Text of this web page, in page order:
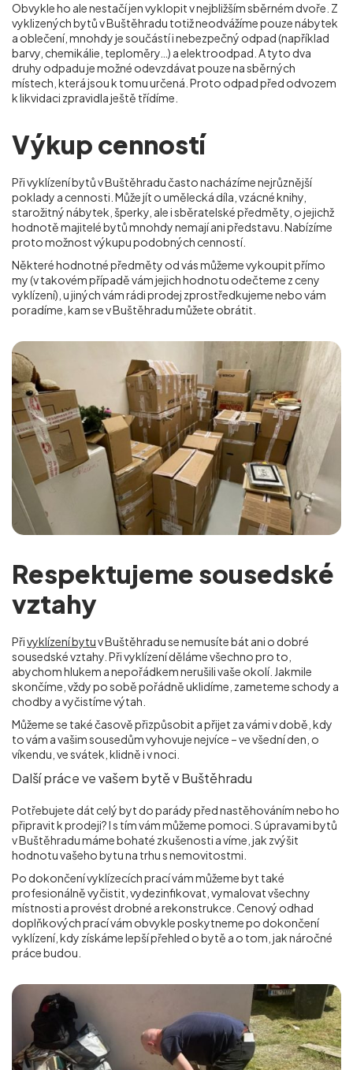
Obvykle ho ale nestačí jen vyklopit v nejbližším sběrném dvoře. Z
vyklizených bytů v Buštěhradu totiž neodvážíme pouze nábytek
a oblečení, mnohdy je součástí i nebezpečný odpad (například
barvy, chemikálie, teploměry…) a elektroodpad. A tyto dva
druhy odpadu je možné odevzdávat pouze na sběrných
místech, která jsou k tomu určená. Proto odpad před odvozem
k likvidaci zpravidla ještě třídíme.
Výkup cenností
Při vyklízení bytů v Buštěhradu často nacházíme nejrůznější
poklady a cennosti. Může jít o umělecká díla, vzácné knihy,
starožitný nábytek, šperky, ale i sběratelské předměty, o jejichž
hodnotě majitelé bytů mnohdy nemají ani představu. Nabízíme
proto možnost výkupu podobných cenností.
Některé hodnotné předměty od vás můžeme vykoupit přímo
my (v takovém případě vám jejich hodnotu odečteme z ceny
vyklízení), u jiných vám rádi prodej zprostředkujeme nebo vám
poradíme, kam sev Buštěhradumůžete obrátit.
Respektujeme sousedské
vztahy
Přivyklízení bytuv Buštěhradu se nemusíte bát ani o dobré
sousedské vztahy. Při vyklízení děláme všechno pro to,
abychom hlukem a nepořádkem nerušili vaše okolí. Jakmile
skončíme, vždy po sobě pořádně uklidíme, zameteme schody a
chodby a vyčistíme výtah.
Můžeme se také časově přizpůsobit a přijet za vámi v době, kdy
to vám a vašim sousedům vyhovuje nejvíce – ve všední den, o
víkendu, ve svátek, klidně i v noci.
Další práce ve vašem bytě v Buštěhradu
Potřebujete dát celý byt do parády před nastěhováním nebo ho
připravit k prodeji? I s tím vám můžeme pomoci. S úpravami bytů
v Buštěhradu máme bohaté zkušenosti a víme, jak zvýšit
hodnotu vašeho bytu na trhu s nemovitostmi.
Po dokončení vyklízecích prací vám můžeme byt také
profesionálně vyčistit, vydezinfikovat, vymalovat všechny
místnosti a provést drobné a rekonstrukce. Cenový odhad
doplňkových prací vám obvykle poskytneme po dokončení
vyklízení, kdy získáme lepší přehled o bytě a o tom, jak náročné
práce budou.